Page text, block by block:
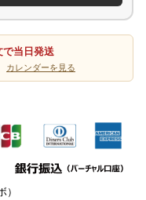
当日発送
カレンダーを見る